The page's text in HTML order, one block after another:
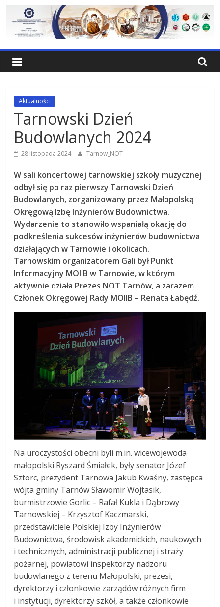
content
NOT
Tarnów
Federacja
Stowarzyrzeń
Naukowo-
Technicznych
Rada
Tarnowie
Aktualności
Tarnowski Dzień
Budowlanych 2024
28 listopada 2024 Tarnow_NOT
W sali koncertowej tarnowskiej szkoły muzycznej
odbył się po raz pierwszy Tarnowski Dzień
Budowlanych, zorganizowany przez Małopolską
Okręgową Izbę Inżynierów Budownictwa.
Wydarzenie to stanowiło wspaniałą okazję do
podkreślenia sukcesów inżynierów budownictwa
działających w Tarnowie i okolicach.
Tarnowskim organizatorem Gali był Punkt
Informacyjny MOIIB w Tarnowie, w którym
aktywnie działa Prezes NOT Tarnów, a zarazem
Członek Okręgowej Rady MOIIB – Renata Łabędź.
Na uroczystości obecni byli m.in. wicewojewoda
małopolski Ryszard Śmiałek, były senator Józef
Sztorc, prezydent Tarnowa Jakub Kwaśny, zastępca
wójta gminy Tarnów Sławomir Wojtasik,
burmistrzowie Gorlic – Rafał Kukla i Dąbrowy
Tarnowskiej – Krzysztof Kaczmarski,
przedstawiciele Polskiej Izby Inżynierów
Budownictwa, środowisk akademickich, naukowych
i technicznych, administracji publicznej i straży
pożarnej, powiatowi inspektorzy nadzoru
budowlanego z terenu Małopolski, prezesi,
dyrektorzy i członkowie zarządów różnych firm
i instytucji, dyrektorzy szkół, a także członkowie